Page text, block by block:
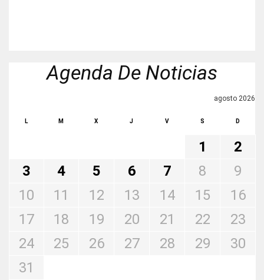
Agenda De Noticias
agosto 2026
L M X J V S D
1
2
3
4 5 6 7 8
9
10
11 12 13 14 15
16
17
18 19 20 21 22
23
24
25 26 27 28 29
30
31